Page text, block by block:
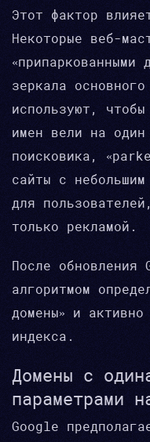
Этот фактор
Некоторые веб-
«припаркованными
зеркала
используют,
имен вели на
поисковика,
сайты с небольшим
для
только рекламой.
После обновления
алгоритмом
домены» и
индекса.
Домены с
параметрами
Google